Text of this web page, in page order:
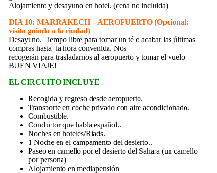
Alojamiento y desayuno en hotel. (cena no incluida)
DIA 10: MARRAKECH – AEROPUERTO (Opcional:
visita guiada a la ciudad)
Desayuno. Tiempo libre para tomar un té o acabar las últimas
compras hasta la hora convenida. Nos
recogerán para trasladarnos al aeropuerto y tomar el vuelo.
BUEN VIAJE!
EL CIRCUITO INCLUYE
Recogida y regreso desde aeropuerto.
Transporte en coche privado con aire acondicionado.
Combustible.
Conductor que habla español..
Noches en hoteles/Riads.
1 Noche en el campamento del desierto..
Paseo en camello por el desierto del Sahara (un camello
por persona)
Alojamiento en mediapensión